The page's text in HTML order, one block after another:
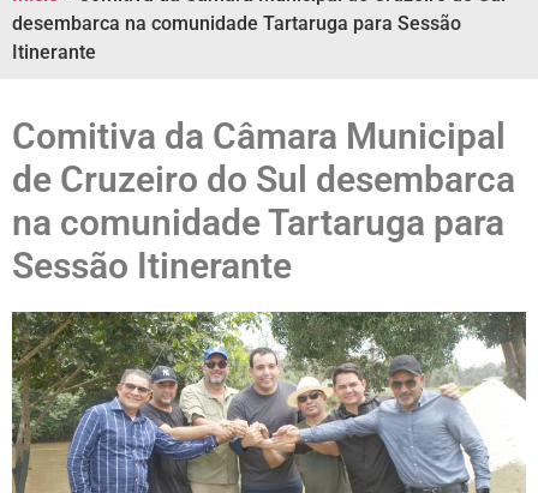
desembarca na comunidade Tartaruga para Sessão
Itinerante
Comitiva da Câmara Municipal
de Cruzeiro do Sul desembarca
na comunidade Tartaruga para
Sessão Itinerante